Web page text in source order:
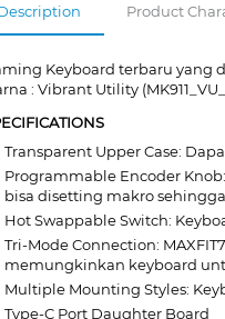
Product
Keyboard terbaru yang
: Vibrant Utility
Transparent Upper Case:
Programmable Encoder
bisa disetting makro
Hot Swappable Switch:
Tri-Mode Connection:
memungkinkan keyboard
Multiple Mounting Styles:
Type-C Port Daughter Board